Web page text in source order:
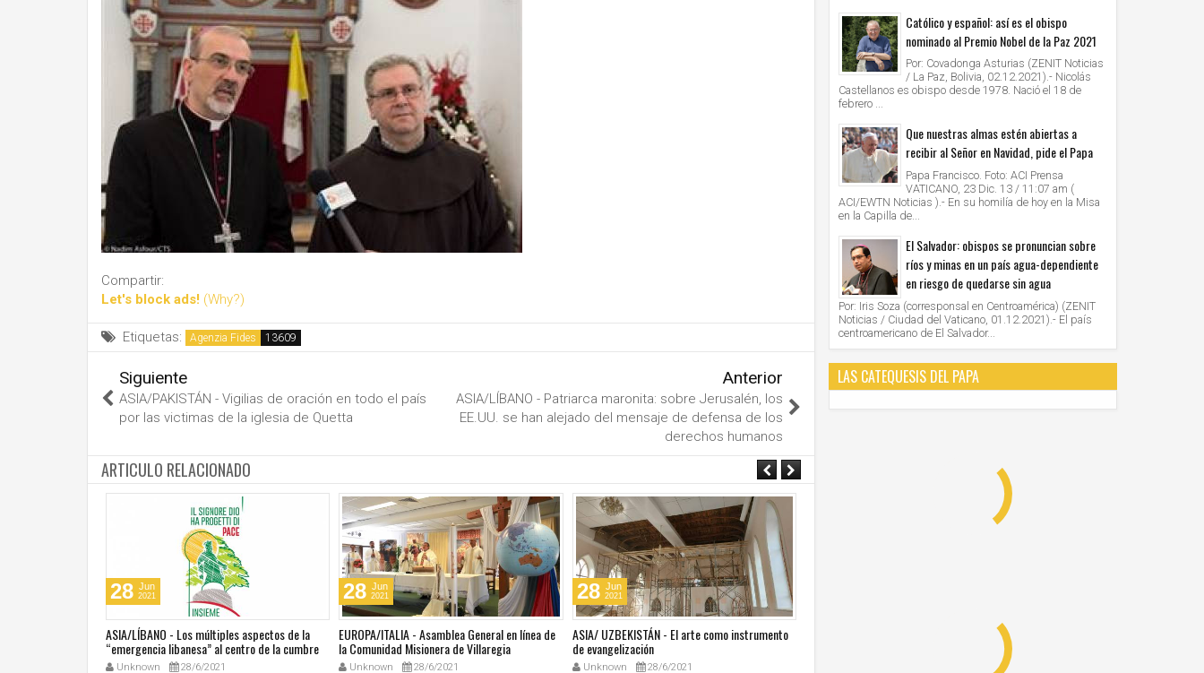
Compartir:
Let's block ads! (Why?)
Etiquetas: Agenzia Fides
Siguiente
ASIA/PAKISTÁN - Vigilias de oración en todo el país
por las victimas de la iglesia de Quetta
Anterior
ASIA/LÍBANO - Patriarca maronita: sobre Jerusalén, los
EE.UU. se han alejado del mensaje de defensa de los
derechos humanos
ARTICULO RELACIONADO
28 Jun
2021
ASIA/LÍBANO - Los múltiples aspectos de la
“emergencia libanesa” al centro de la cumbre
eclesial convocada por el Papa Francisco
Unknown 28/6/2021
28 Jun
2021
EUROPA/ITALIA - Asamblea General en línea de
la Comunidad Misionera de Villaregia
Unknown 28/6/2021
28 Jun
2021
ASIA/ UZBEKISTÁN - El arte como instrumento
de evangelización
Unknown 28/6/2021
AMERICA/PERU' - Los obispos: "la Iglesia cree
democrático, apoya los resultados electorales"
Católico y español: así es el obispo
nominado al Premio Nobel de la Paz 2021
Por: Covadonga Asturias (ZENIT Noticias
/ La Paz, Bolivia, 02.12.2021).- Nicolás
Castellanos es obispo desde 1978. Nació el 18 de
febrero ...
Que nuestras almas estén abiertas a
recibir al Señor en Navidad, pide el Papa
Papa Francisco. Foto: ACI Prensa
VATICANO, 23 Dic. 13 / 11:07 am (
ACI/EWTN Noticias ).- En su homilía de hoy en la Misa
en la Capilla de...
El Salvador: obispos se pronuncian sobre
ríos y minas en un país agua-dependiente
en riesgo de quedarse sin agua
Por: Iris Soza (corresponsal en Centroamérica) (ZENIT
Noticias / Ciudad del Vaticano, 01.12.2021).- El país
centroamericano de El Salvador...
LAS CATEQUESIS DEL PAPA